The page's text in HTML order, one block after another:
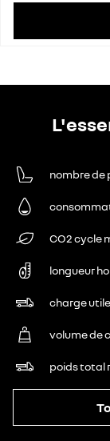
nombre de
CO2 cycle
longueur
charge
volume de
poids total